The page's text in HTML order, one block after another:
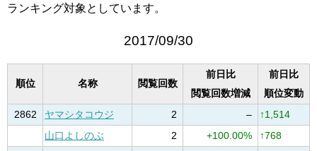
ランキング対象としています。
2017/09/30
順位 名称 閲覧回数
前日比
閲覧回数増減
前日比
順位変動
2862
ヤマシタコウジ 2 –
↑1,514
山口よしのぶ
2 +100.00%
↑768